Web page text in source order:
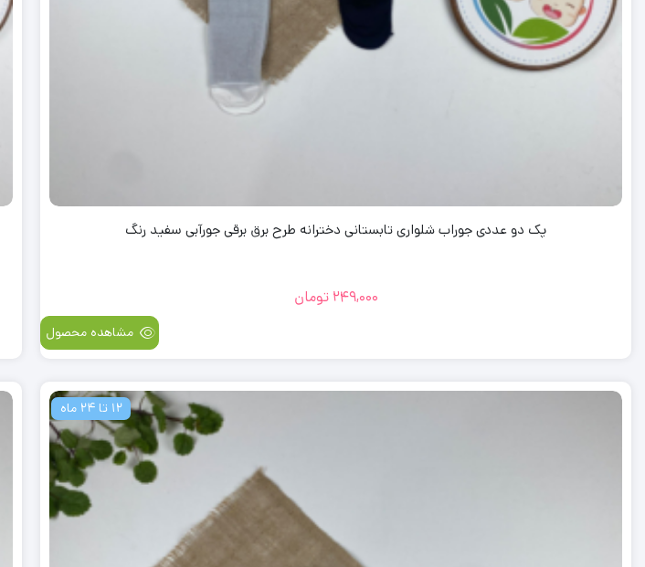
پک دو عددی جوراب شلواری تابستانی دخترانه طرح برق برقی جورآبی سفید رنگ
249,000 تومان
مشاهده محصول
12 تا 24 ماه